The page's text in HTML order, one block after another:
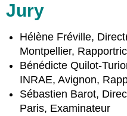
Jury
Hélène Fréville,
Montpellier,
Bénédicte Quilot-
INRAE, Avignon,
Sébastien Barot,
Paris, Examinateur